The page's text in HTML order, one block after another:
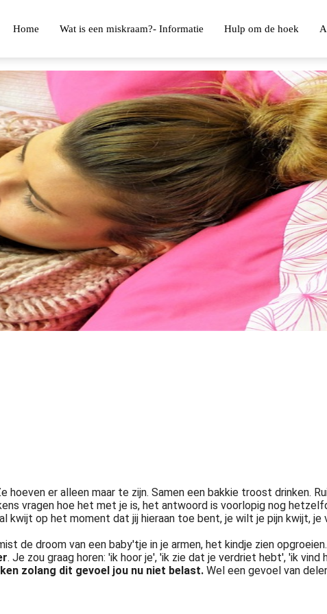
Home Wat is een miskraam?- Informatie Hulp om de hoek
hoeven er alleen maar te zijn. Samen een bakkie troost drinken.
vragen hoe het met je is, het antwoord is voorlopig nog
kwijt op het moment dat jij hieraan toe bent, je wilt je pijn kwijt,
de droom van een baby'tje in je armen, het kindje zien
. Je zou graag horen: 'ik hoor je', 'ik zie dat je verdriet hebt', 'ik
zolang dit gevoel jou nu niet belast. Wel een gevoel van